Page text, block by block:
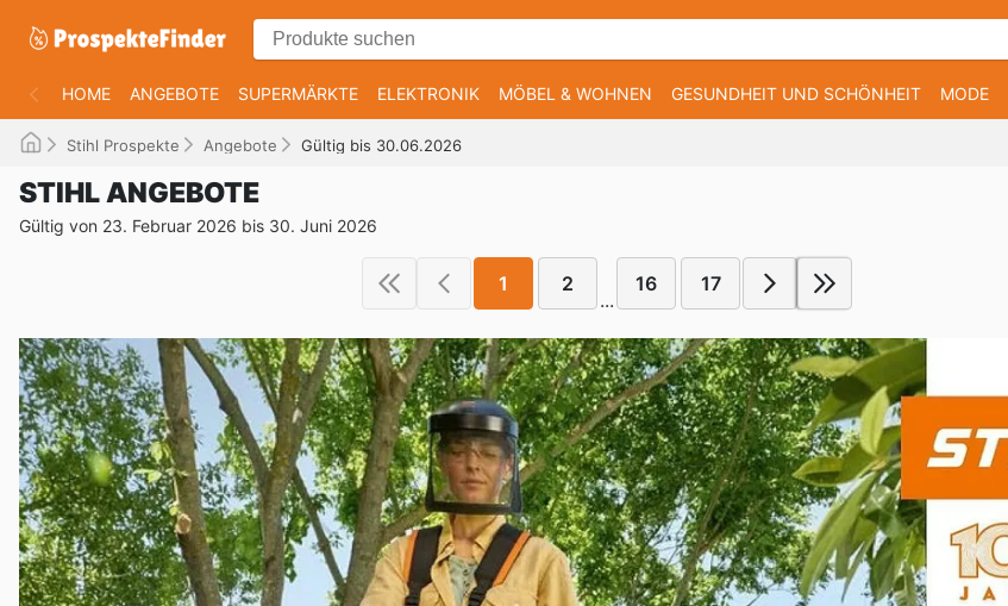
HOME ANGEBOTE SUPERMÄRKTE ELEKTRONIK MÖBEL & WOHNEN GESUNDHEIT UND SCHÖNHEIT MODE
Stihl Prospekte Angebote Gültig bis 30.06.2026
STIHL ANGEBOTE
Gültig von 23. Februar 2026 bis 30. Juni 2026
1 2
...
16 17